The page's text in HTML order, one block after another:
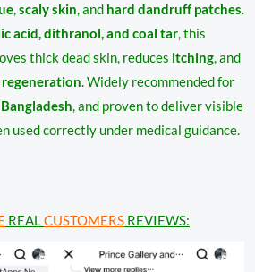
,scaly skin, and hard dandruff patches.
acid, dithranol, and coal tar, this
thick dead skin, reduces itching, and
. Widely recommended for
, and proven to deliver visible
used correctly under medical guidance.
REALCUSTOMERS REVIEWS: